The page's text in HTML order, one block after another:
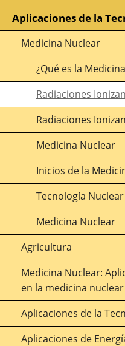
Aplicaciones de la
Medicina Nuclear
¿Qué es la
Radiaciones
Radiaciones
Medicina Nuclear
Inicios de la
Tecnología
Medicina Nuclear
Agricultura
Medicina Nuclear:
en la medicina nuclear
Aplicaciones de la
Aplicaciones de